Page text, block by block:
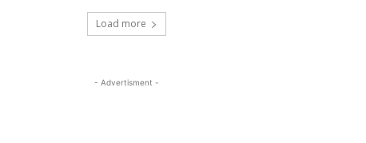
Load more
- Advertisment -